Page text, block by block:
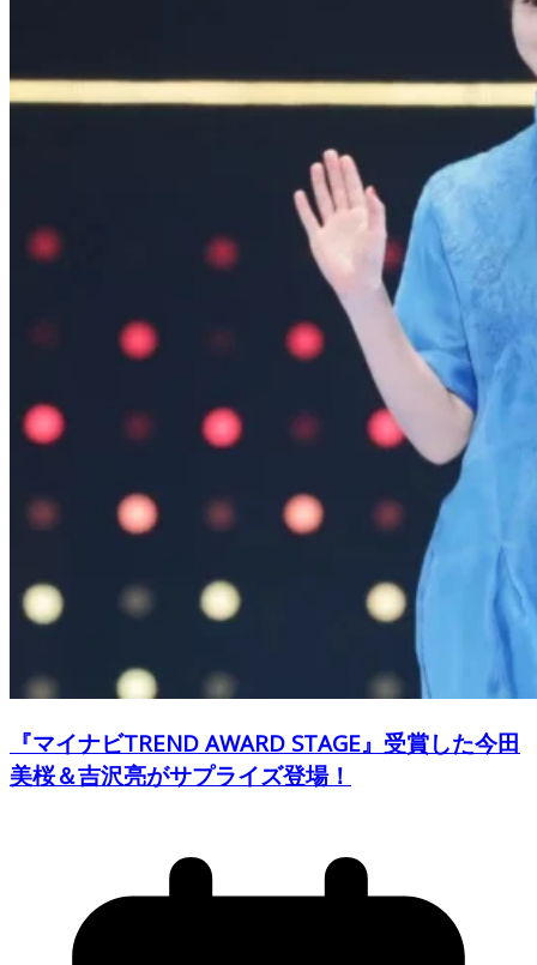
『マイナビTREND AWARD STAGE』受賞した今田
美桜＆吉沢亮がサプライズ登場！